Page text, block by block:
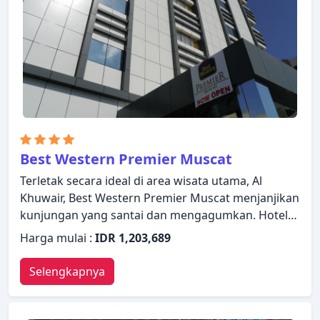
Muscat akan membuat Anda langsung merasa
seperti di rumah.
Best Western Premier Muscat
Terletak secara ideal di area wisata utama, Al
Khuwair, Best Western Premier Muscat menjanjikan
kunjungan yang santai dan mengagumkan. Hotel
ini menawarkan standar pelayanan dan fasilitas
yang tinggi untuk memenuhi setiap kebutuhan
semua wisatawan. Fasilitas-fasilitas seperti layanan
kamar 24 jam, WiFi gratis di semua kamar, layanan
kebersihan harian, akses mudah untuk kursi roda,
Harga mulai : IDR 1,203,689
Selengkapnya